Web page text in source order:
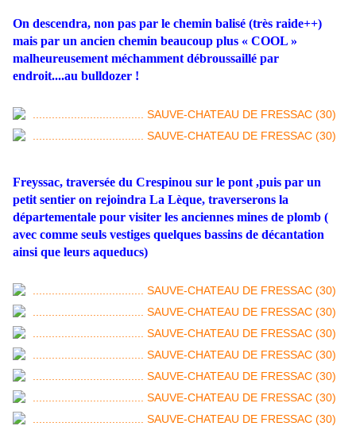
On descendra, non pas par le chemin balisé (très raide++)
mais par un ancien chemin beaucoup plus « COOL »
malheureusement méchamment débroussaillé par
endroit....au bulldozer !
Freyssac, traversée du Crespinou sur le pont ,puis par un
petit sentier on rejoindra La Lèque, traverserons la
départementale pour visiter les anciennes mines de plomb (
avec comme seuls vestiges quelques bassins de décantation
ainsi que leurs aqueducs)